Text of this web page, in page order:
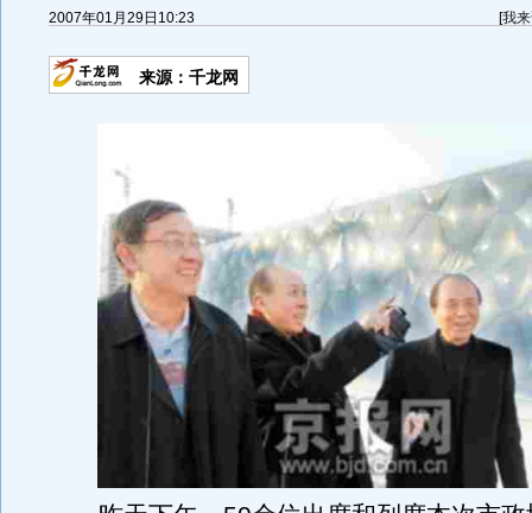
2007年01月29日10:23 [我
来源：千龙网